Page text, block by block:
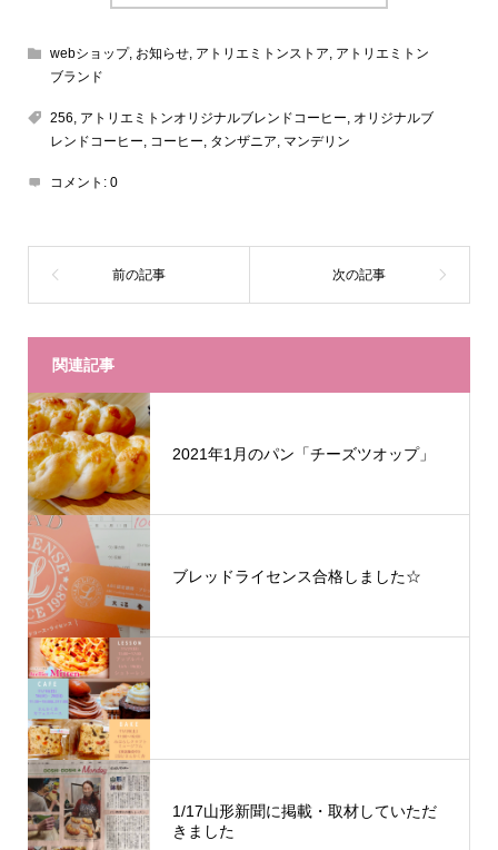
webショップ, お知らせ, アトリエミトンストア, アトリエミトン
ブランド
256, アトリエミトンオリジナルブレンドコーヒー, オリジナルブ
レンドコーヒー, コーヒー, タンザニア, マンデリン
コメント: 0
関連記事
2021年1月のパン「チーズツオップ」
ブレッドライセンス合格しました☆
1/17山形新聞に掲載・取材していただ
きました